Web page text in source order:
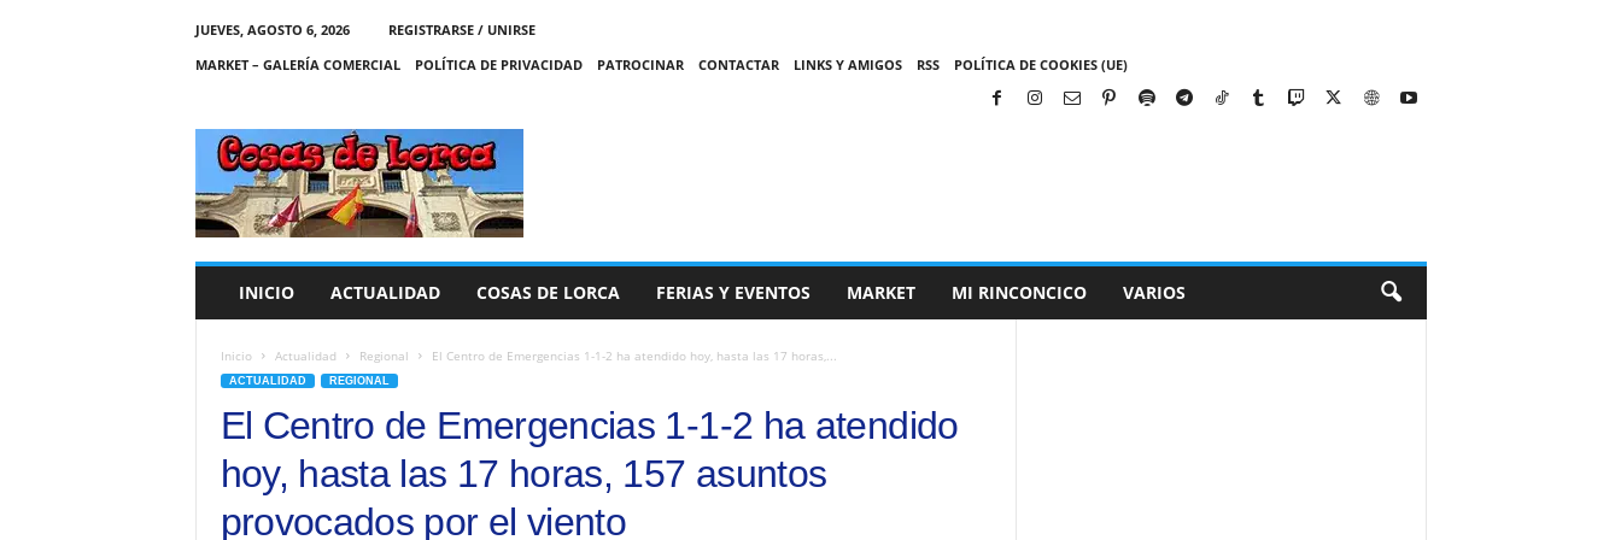
JUEVES, AGOSTO 6, 2026
REGISTRARSE / UNIRSE
MARKET – GALERÍA COMERCIAL
POLÍTICA DE PRIVACIDAD PATROCINAR CONTACTAR LINKS Y AMIGOS RSS POLÍTICA DE COOKIES (UE)
C
A
S
INICIO ACTUALIDAD COSAS DE LORCA FERIAS Y EVENTOS MARKET MI RINCONCICO VARIOS
Inicio Actualidad Regional El Centro de Emergencias 1-1-2 ha atendido hoy, hasta las 17 horas,...
ACTUALIDAD REGIONAL
El Centro de Emergencias 1-1-2 ha atendido
hoy, hasta las 17 horas, 157 asuntos
provocados por el viento